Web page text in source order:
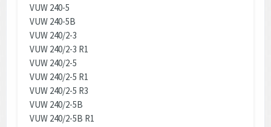
VUW 240-5
VUW 240-5B
VUW 240/2-3
VUW 240/2-3 R1
VUW 240/2-5
VUW 240/2-5 R1
VUW 240/2-5 R3
VUW 240/2-5B
VUW 240/2-5B R1